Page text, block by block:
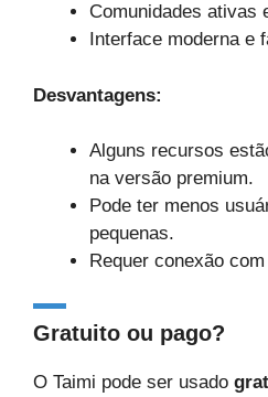
Comunidades ativas
Interface moderna e
Desvantagens:
Alguns recursos
na versão premium.
Pode ter menos
pequenas.
Requer conexão
Gratuito ou pago?
O Taimi pode ser usado